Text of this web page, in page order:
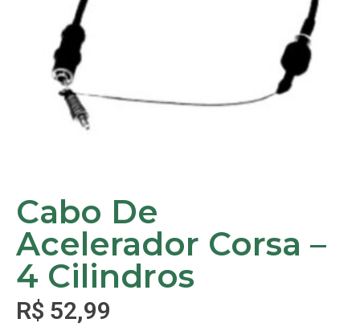
Cabo De
Acelerador Corsa –
4 Cilindros
R$ 52,99